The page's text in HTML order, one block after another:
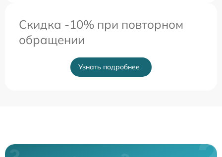
Скидка -10% при повторном
обращении
Узнать подробнее